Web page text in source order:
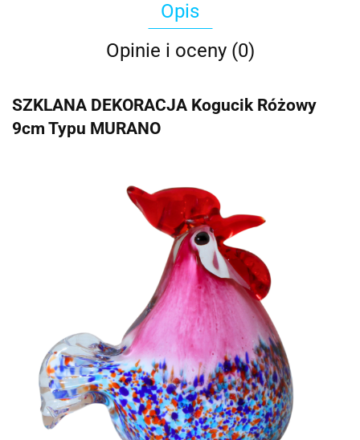
Opis
Opinie i oceny (0)
SZKLANA DEKORACJA Kogucik Różowy
9cm Typu MURANO